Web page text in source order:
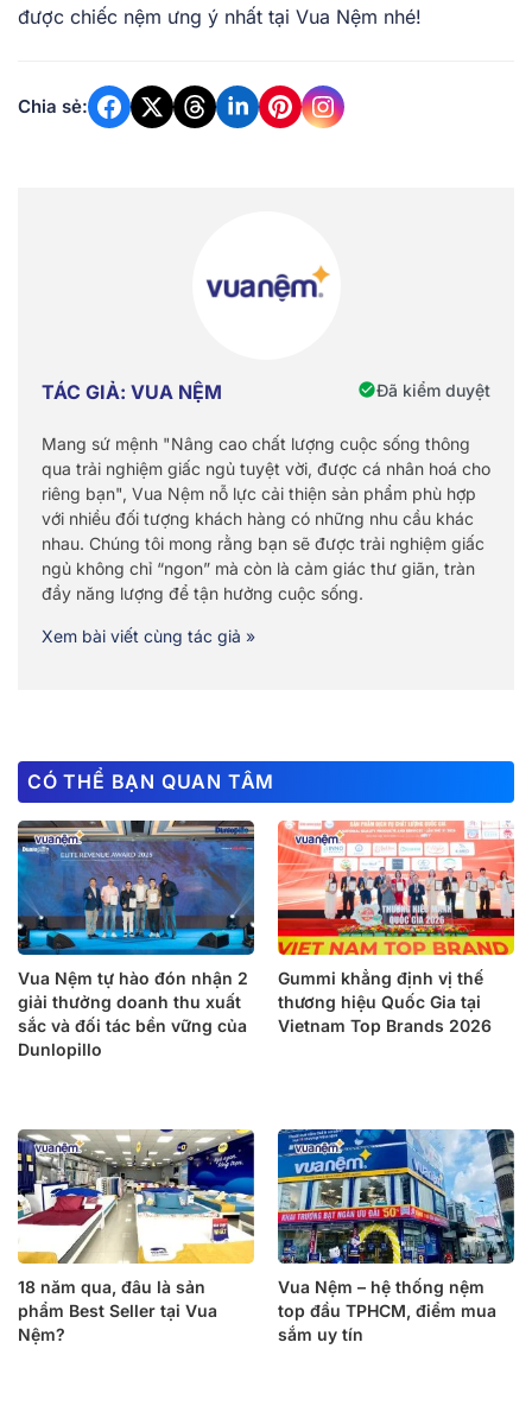
được chiếc nệm ưng ý nhất tại Vua Nệm nhé!
Chia sẻ:
TÁC GIẢ: VUA NỆM Đã kiểm duyệt
Mang sứ mệnh "Nâng cao chất lượng cuộc sống thông
qua trải nghiệm giấc ngủ tuyệt vời, được cá nhân hoá cho
riêng bạn", Vua Nệm nỗ lực cải thiện sản phẩm phù hợp
với nhiều đối tượng khách hàng có những nhu cầu khác
nhau. Chúng tôi mong rằng bạn sẽ được trải nghiệm giấc
ngủ không chỉ “ngon” mà còn là cảm giác thư giãn, tràn
đầy năng lượng để tận hưởng cuộc sống.
Xem bài viết cùng tác giả »
CÓ THỂ BẠN QUAN TÂM
Vua Nệm tự hào đón nhận 2
giải thưởng doanh thu xuất
sắc và đối tác bền vững của
Dunlopillo
Gummi khẳng định vị thế
thương hiệu Quốc Gia tại
Vietnam Top Brands 2026
18 năm qua, đâu là sản
phẩm Best Seller tại Vua
Nệm?
Vua Nệm – hệ thống nệm
top đầu TPHCM, điểm mua
sắm uy tín